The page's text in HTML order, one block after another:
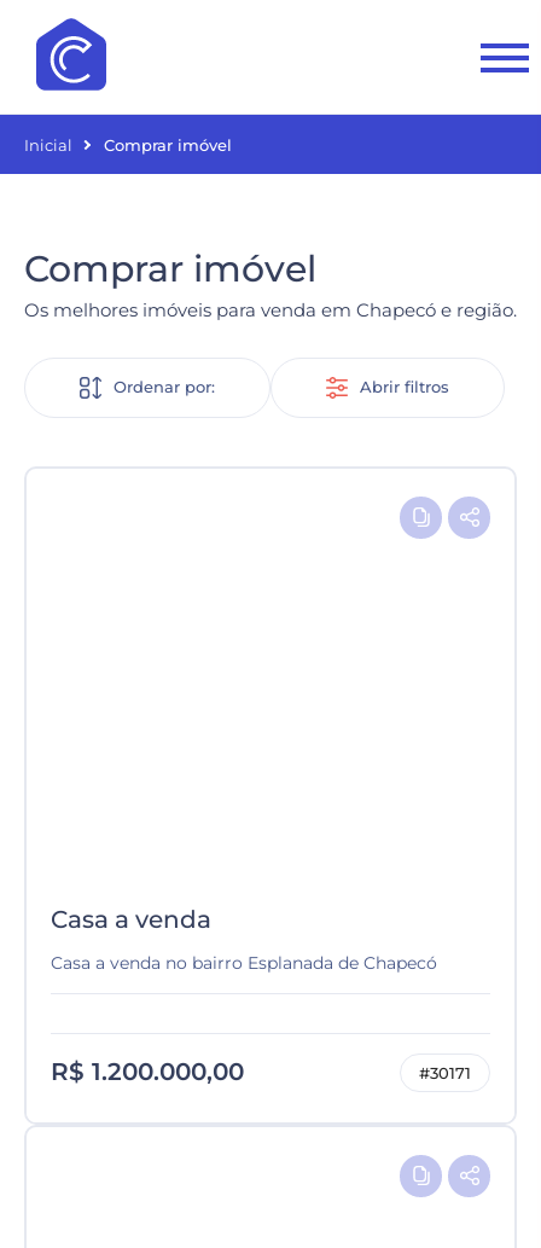
Inicial Comprar imóvel
Comprar imóvel
Os melhores imóveis para venda em Chapecó e região.
Ordenar por: Abrir filtros
Casa a venda
Casa a venda no bairro Esplanada de Chapecó
R$ 1.200.000,00 #30171